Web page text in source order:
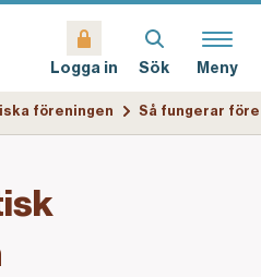
Logga in Sök Meny
föreningen Så fungerar